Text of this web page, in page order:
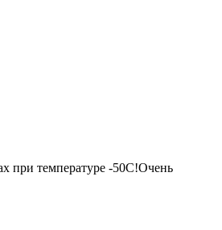
при температуре -50С!Очень